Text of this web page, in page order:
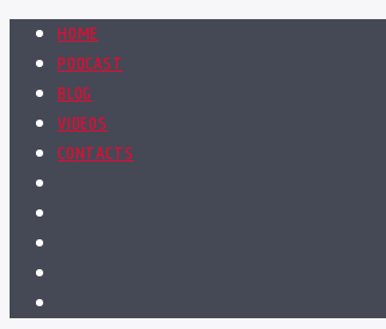
HOME
PODCAST
BLOG
VIDEOS
CONTACTS